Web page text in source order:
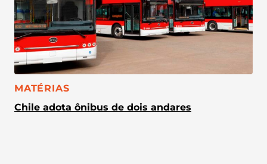
CATEGORIA:
MATÉRIAS
Chile adota ônibus de dois andares